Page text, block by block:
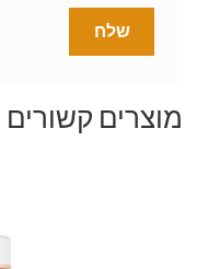
מוצרים קשורים